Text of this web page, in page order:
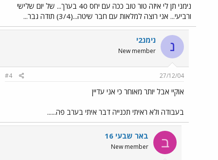
נימני תן לי איזה טור טוב ככה עם יחס 40 בערך... של יום שלישי
ורביעי... אני רוצה למלאות עם חבר שיטה...(3/4) תודה גבר...
נ נימנ2י
New member
27/12/04
#4
אוקיי אבל יותר מאוחר כי אני עדיין
בעבודה ולא ראיתי תכנייה דבר איתי בערב פה......
ב באר שבעי 16
New member